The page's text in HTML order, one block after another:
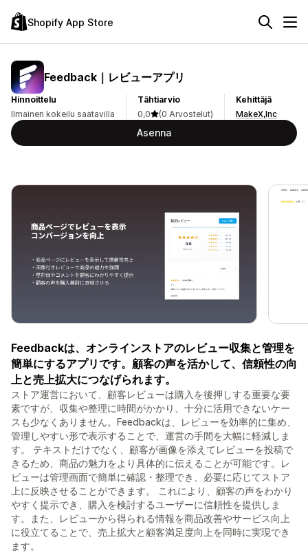
Shopify App Store
Feedback｜レビューアプリ
Hinnoittelu
Ilmainen kokeilu saatavilla
Tähtiarvio
0,0
(0 Arvostelut)
Kehittäjä
MakeX,Inc
Asenna
Feedbackは、オンラインストアのレビュー収集と管理を
簡単にするアプリです。顧客の声を活かして、信頼性の向
上と売上拡大につなげられます。
ストア運営において、顧客レビューは購入を後押しする重要な要
素ですが、収集や整理に時間がかかり、十分に活用できないケー
スも少なくありません。Feedbackは、レビューを効率的に集め、
管理しやすい形で表示することで、運営の手間を大幅に軽減しま
す。 テキストだけでなく、顧客が画像を添えてレビューを投稿で
きるため、商品の魅力をより具体的に伝えることが可能です。レ
ビューは管理画面で簡単に確認・整理でき、必要に応じてストア
上に反映させることができます。 これにより、顧客の声をわかり
やすく提示でき、購入を検討するユーザーに信頼性を提供しま
す。また、レビューから得られる情報を商品改善やサービス向上
に役立てることで、売上拡大と顧客満足度向上を同時に実現でき
ます。